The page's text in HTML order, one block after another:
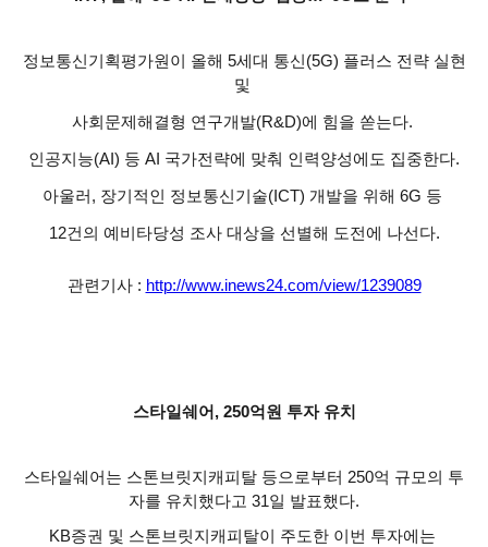
정보통신기획평가원이 올해 5세대 통신(5G) 플러스 전략 실현
및
사회문제해결형 연구개발(R&D)에 힘을 쏟는다.
인공지능(AI) 등 AI 국가전략에 맞춰 인력양성에도 집중한다.
아울러, 장기적인 정보통신기술(ICT) 개발을 위해 6G 등
12건의 예비타당성 조사 대상을 선별해 도전에 나선다.
관련기사 : http://www.inews24.com/view/1239089
스타일쉐어, 250억원 투자 유치
스타일쉐어는 스톤브릿지캐피탈 등으로부터 250억 규모의 투
자를 유치했다고 31일 발표했다.
KB증권 및 스톤브릿지캐피탈이 주도한 이번 투자에는